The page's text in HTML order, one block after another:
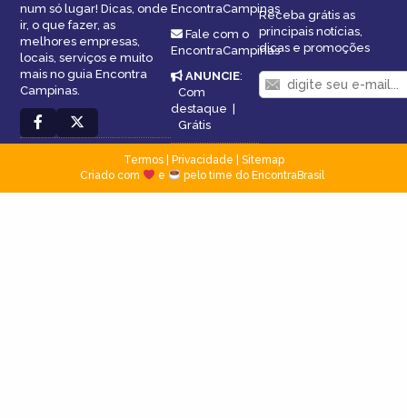
num só lugar! Dicas, onde
ir, o que fazer, as
melhores empresas,
locais, serviços e muito
mais no guia Encontra
Campinas.
EncontraCampinas
Fale com o
EncontraCampinas
ANUNCIE:
Com
destaque |
Grátis
Receba grátis as
principais notícias,
dicas e promoções
Termos| Privacidade
Sitemap
Criado com
e pelo time do EncontraBrasil